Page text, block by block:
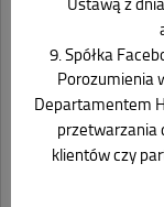
Pismo Ministra
Uroczyste
Zajęcia
9. Spółka
Porozumienia
Departamentem
przetwarzania
klientów czy